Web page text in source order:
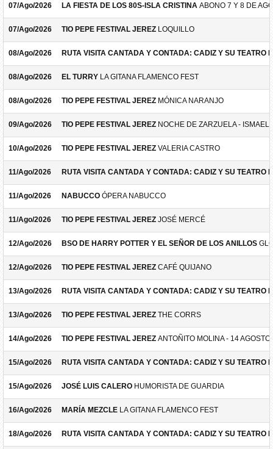
07/Ago/2026 LA FIESTA DE LOS 80S-ISLA CRISTINA ABONO 7 Y 8 DE
07/Ago/2026 TIO PEPE FESTIVAL JEREZ LOQUILLO
08/Ago/2026 RUTA VISITA CANTADA Y CONTADA: CADIZ Y SU TEATRO
08/Ago/2026 EL TURRY LA GITANA FLAMENCO FEST
08/Ago/2026 TIO PEPE FESTIVAL JEREZ MÓNICA NARANJO
09/Ago/2026 TIO PEPE FESTIVAL JEREZ NOCHE DE ZARZUELA -
10/Ago/2026 TIO PEPE FESTIVAL JEREZ VALERIA CASTRO
11/Ago/2026 RUTA VISITA CANTADA Y CONTADA: CADIZ Y SU TEATRO
11/Ago/2026 NABUCCO ÓPERA NABUCCO
11/Ago/2026 TIO PEPE FESTIVAL JEREZ JOSÉ MERCÉ
12/Ago/2026 BSO DE HARRY POTTER Y EL SEÑOR DE LOS ANILLOS
12/Ago/2026 TIO PEPE FESTIVAL JEREZ CAFÉ QUIJANO
13/Ago/2026 RUTA VISITA CANTADA Y CONTADA: CADIZ Y SU TEATRO
13/Ago/2026 TIO PEPE FESTIVAL JEREZ THE CORRS
14/Ago/2026 TIO PEPE FESTIVAL JEREZ ANTOÑITO MOLINA - 14 AGOSTO
15/Ago/2026 RUTA VISITA CANTADA Y CONTADA: CADIZ Y SU TEATRO
15/Ago/2026 JOSÉ LUIS CALERO HUMORISTA DE GUARDIA
16/Ago/2026 MARÍA MEZCLE LA GITANA FLAMENCO FEST
18/Ago/2026 RUTA VISITA CANTADA Y CONTADA: CADIZ Y SU TEATRO